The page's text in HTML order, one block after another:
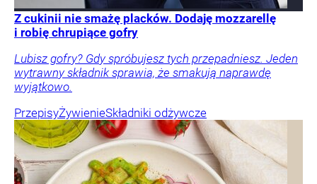
Z cukinii nie smażę placków. Dodaję mozzarellę
i robię chrupiące gofry
Lubisz gofry? Gdy spróbujesz tych przepadniesz. Jeden
wytrawny składnik sprawia, że smakują naprawdę
wyjątkowo.
PrzepisyŻywienieSkładniki odżywcze